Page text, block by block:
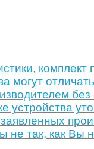
комплект
могут
без
устройства
не так, как Вы